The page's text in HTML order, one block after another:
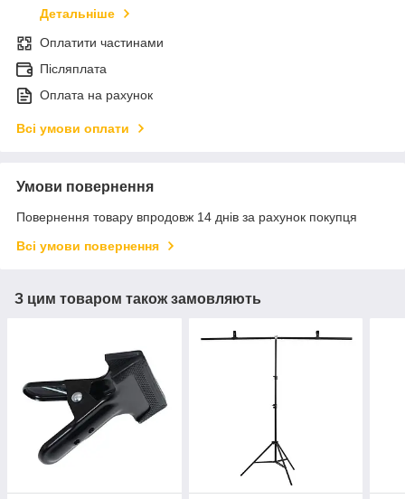
Детальніше
Оплатити частинами
Післяплата
Оплата на рахунок
Всі умови оплати
Умови повернення
Повернення товару впродовж 14 днів за рахунок покупця
Всі умови повернення
З цим товаром також замовляють